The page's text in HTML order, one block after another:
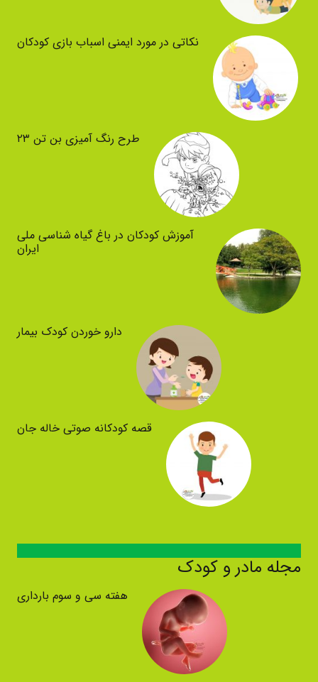
نکاتی در مورد ایمنی اسباب بازی کودکان
طرح رنگ آمیزی بن تن ۲۳
آموزش کودکان در باغ گیاه شناسی ملی
ایران
دارو خوردن کودک بیمار
قصه کودکانه صوتی خاله جان
مجله مادر و کودک
هفته سی و سوم بارداری